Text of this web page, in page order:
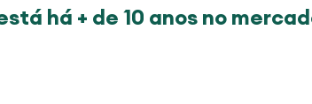
há + de 10 anos no